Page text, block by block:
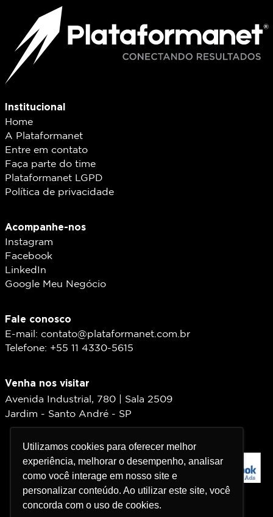
Utilizamos cookies para oferecer melhor
experiência, melhorar o desempenho, analisar
como você interage em nosso site e
personalizar conteúdo. Ao utilizar este site, você
concorda com o uso de cookies.
Utilizamos cookies para oferecer melhor
experiência, melhorar o desempenho, analisar
como você interage em nosso site e
personalizar conteúdo. Ao utilizar este site, você
concorda com o uso de cookies.
Institucional
Home
A Plataformanet
Entre em contato
Faça parte do time
Plataformanet LGPD
Política de privacidade
Acompanhe-nos
Instagram
Facebook
LinkedIn
Google Meu Negócio
Fale conosco
E-mail: contato@plataformanet.com.br
Telefone: +55 11 4330-5615
Venha nos visitar
Avenida Industrial, 780 | Sala 2509
Jardim - Santo André - SP